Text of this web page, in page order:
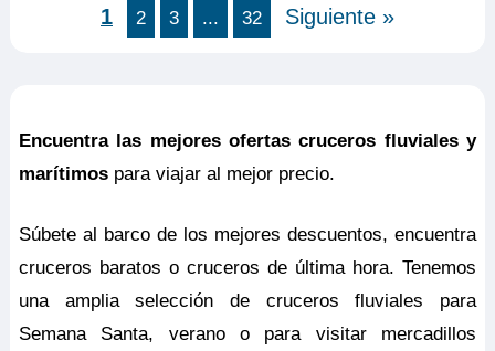
1 2 3 ... 32 Siguiente »
Encuentra las mejores ofertas cruceros fluviales y
marítimos para viajar al mejor precio.
Súbete al barco de los mejores descuentos, encuentra
cruceros baratos o cruceros de última hora. Tenemos
una amplia selección de cruceros fluviales para
Semana Santa, verano o para visitar mercadillos